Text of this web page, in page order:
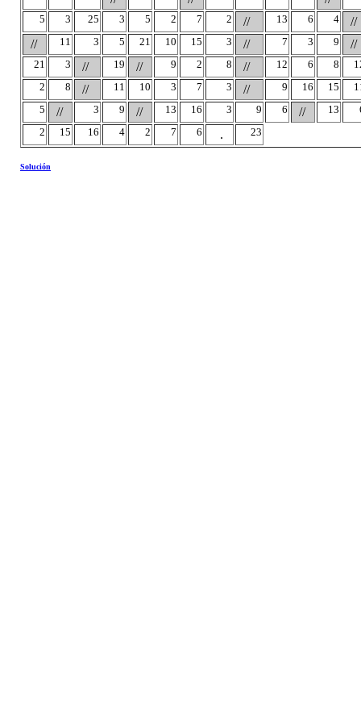
5
3 25 3 5 2 7 2 // 13 6 4
//
//
11 3 5 21 10 15 3 // 7 3 9 //
21 3 // 19 // 9 2 8 // 12 6 8
2
8 // 11 10 3 7 3 // 9 16 15
5
// 3 9 // 13 16 3 9 6 // 13
2
15 16 4 2 7 6 . 23
Solución